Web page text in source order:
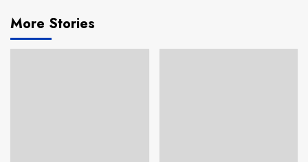
More Stories